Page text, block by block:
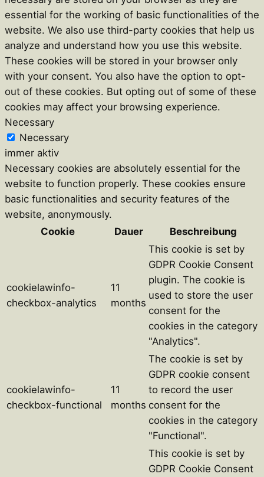
essential for the working of basic functionalities of the
website. We also use third-party cookies that help us
analyze and understand how you use this website.
These cookies will be stored in your browser only
with your consent. You also have the option to opt-
out of these cookies. But opting out of some of these
cookies may affect your browsing experience.
Necessary
Necessary
immer aktiv
Necessary cookies are absolutely essential for the
website to function properly. These cookies ensure
basic functionalities and security features of the
website, anonymously.
Cookie
Dauer Beschreibung
cookielawinfo-
checkbox-analytics
11
months
This cookie is set by
GDPR Cookie Consent
plugin. The cookie is
used to store the user
consent for the
cookies in the category
"Analytics".
cookielawinfo-
checkbox-functional
11
months
The cookie is set by
GDPR cookie consent
to record the user
consent for the
cookies in the category
"Functional".
This cookie is set by
GDPR Cookie Consent